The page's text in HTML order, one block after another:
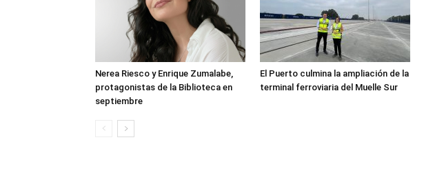
Nerea Riesco y Enrique Zumalabe,
protagonistas de la Biblioteca en
septiembre
El Puerto culmina la ampliación de la
terminal ferroviaria del Muelle Sur